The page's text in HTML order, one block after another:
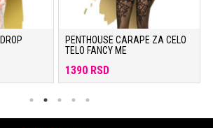
PENTHOUSE CARAPE ZA CELO
TELO FANCY ME
1390 RSD